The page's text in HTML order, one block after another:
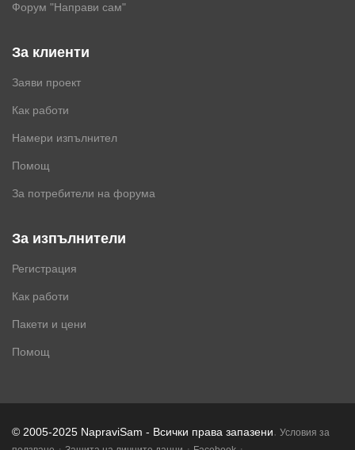
Форум "Направи сам"
За клиенти
Заяви проект
Как работи
Намери изпълнител
Помощ
За потребители на форума
За изпълнители
Регистрация
Как работи
Пакети и цени
Помощ
© 2005-2025 NapraviSam - Всички права запазени. Условия за